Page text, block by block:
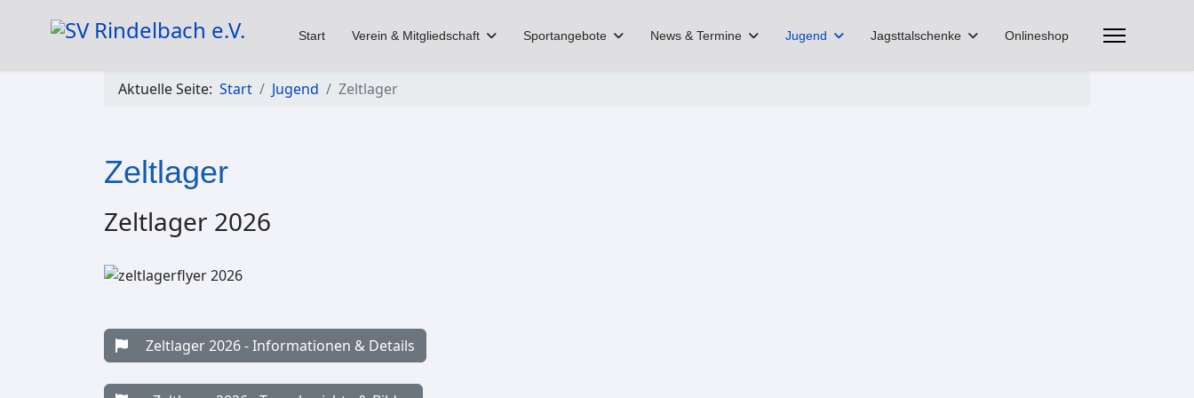
Start Verein & Mitgliedschaft Sportangebote News & Termine Jugend Jagsttalschenke Onlineshop
Aktuelle Seite: Start Jugend Zeltlager
Zeltlager
Zeltlager 2026
Zeltlager 2026 - Informationen & Details